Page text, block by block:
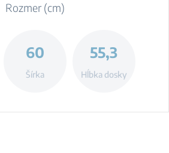
Rozmer (cm)
60
Šírka
55,3
Hĺbka dosky